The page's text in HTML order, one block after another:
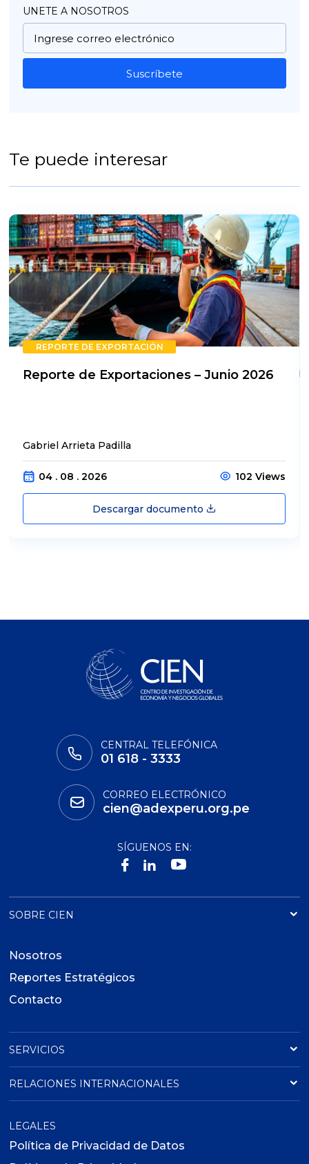
UNETE A NOSOTROS
Suscríbete
Te puede interesar
REPORTE DE EXPORTACIÓN
Reporte de Exportaciones – Junio 2026
Gabriel Arrieta Padilla
04 . 08 . 2026 102 Views
Descargar documento
CENTRAL TELEFÓNICA
01 618 - 3333
CORREO ELECTRÓNICO
cien@adexperu.org.pe
SÍGUENOS EN:
SOBRE CIEN
Nosotros
Reportes Estratégicos
Contacto
SERVICIOS
RELACIONES INTERNACIONALES
LEGALES
Política de Privacidad de Datos